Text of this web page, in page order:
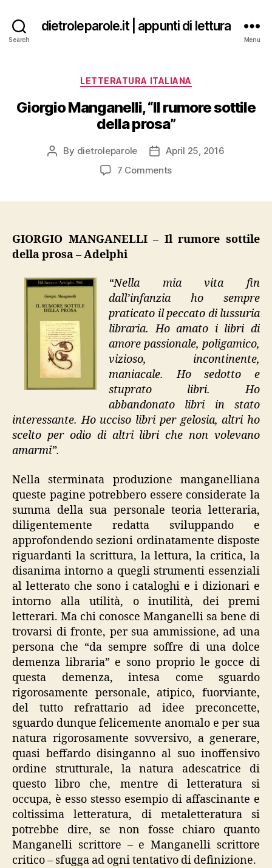
Search
dietroleparole.it | appunti di lettura
Menu
Categories
LETTERATURA ITALIANA
Giorgio Manganelli, “Il rumore sottile
della prosa”
Post
By dietroleparole
PostApril 25, 2016
7 Commentson
sottile
GIORGIO MANGANELLI – Il rumore sottile
della prosa – Adelphi
“Nella mia vita fin
dall’infanzia ho sempre
praticato il peccato di lussuria
libraria. Ho amato i libri di
amore passionale, poligamico,
vizioso, incontinente,
maniacale. Ho sedotto e
stuprato libri. Ho
abbandonato libri in stato
interessante. Ho ucciso libri per gelosia, altri ho
scelto per odio di altri libri che non volevano
amarmi”.
Nella sterminata produzione manganelliana
queste pagine potrebbero essere considerate la
summa della sua personale teoria letteraria,
diligentemente redatta sviluppando e
approfondendo sezioni ordinatamente disposte
riguardanti la scrittura, la lettura, la critica, la
disanima intorno a quegli strumenti essenziali
al letterato che sono i cataloghi e i dizionari e
intorno alla utilità, o inutilità, dei premi
letterari. Ma chi conosce Manganelli sa bene di
trovarsi di fronte, per sua ammissione, ad una
persona che “da sempre soffre di una dolce
demenza libraria” e sono proprio le gocce di
questa demenza, intesa come sguardo
rigorosamente personale, atipico, fuorviante,
del tutto refrattario ad idee preconcette,
sguardo dunque felicemente anomalo e per sua
natura rigorosamente sovversivo, a generare,
quasi beffardo disinganno al suo inoffensivo
ordine strutturale, la natura adescatrice di
questo libro che, mentre di letteratura si
occupa, è esso stesso esempio di affascinante e
coltissima letteratura, di metaletteratura si
potrebbe dire, se non fosse chiaro quanto
Manganelli scrittore – e Manganelli scrittore
critico – sfugga ad ogni tentativo di definizione.